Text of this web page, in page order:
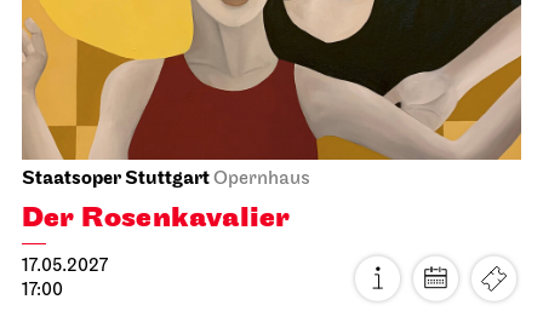
25.04.2027
17:00